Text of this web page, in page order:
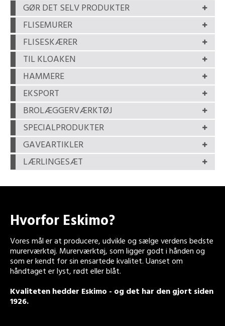
GØR DET SELV PRODUKTER
FLISEMURER
FLISESKÆRER
TIL KLOAKEN
HAMMERE
EKSPORT
BROLÆGGERVÆRKTØJ
SPECIALPRODUKTER
GAVEARTIKLER
LÆRLINGESÆT
Hvorfor Eskimo?
Vores mål er at producere, udvikle og sælge verdens bedste
murerværktøj. Murerværktøj, som ligger godt i hånden og
som er kendt for sin ensartede kvalitet. Uanset om
håndtaget er lyst, rødt eller blåt.
Kvaliteten hedder Eskimo - og det har den gjort siden
1926.